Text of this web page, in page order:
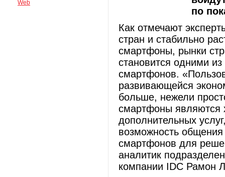
Web
по
Как отмечают
стран и стабильно
смартфоны, рынки
становится одними
смартфонов.
развивающейся
больше, нежели
смартфоны являются
дополнительных
возможность
смартфонов для
аналитик
компании IDC Рамон